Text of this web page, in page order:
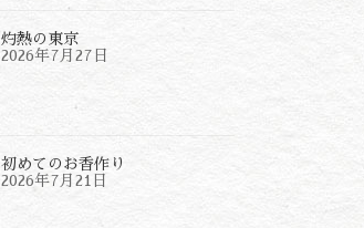
灼熱の東京
2026年7月27日
初めてのお香作り
2026年7月21日